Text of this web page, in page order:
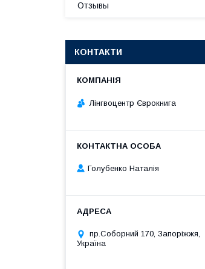
Отзывы
КОНТАКТИ
Лінгвоцентр Єврокнига
Голубенко Наталія
пр.Соборний 170, Запоріжжя,
Україна